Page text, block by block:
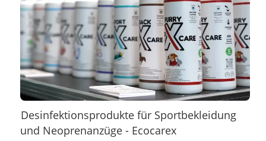
Desinfektionsprodukte für Sportbekleidung
und Neoprenanzüge - Ecocarex